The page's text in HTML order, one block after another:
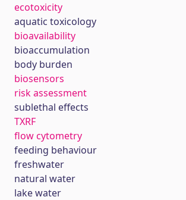
ecotoxicity
aquatic toxicology
bioavailability
bioaccumulation
body burden
biosensors
risk assessment
sublethal effects
TXRF
flow cytometry
feeding behaviour
freshwater
natural water
lake water